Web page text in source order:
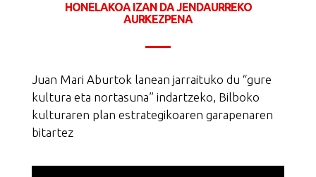
HONELAKOA IZAN DA JENDAURREKO
AURKEZPENA
Juan Mari Aburtok lanean jarraituko du “gure
kultura eta nortasuna” indartzeko, Bilboko
kulturaren plan estrategikoaren garapenaren
bitartez